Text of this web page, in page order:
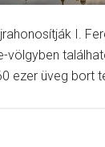
I.
völgyben
ezer üveg bort